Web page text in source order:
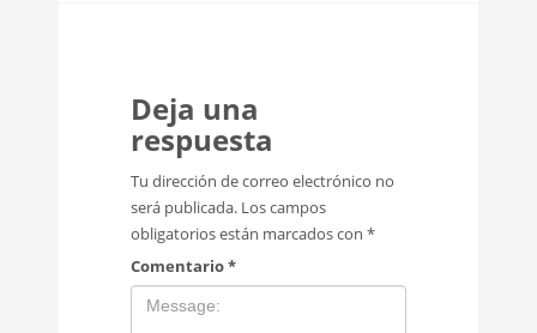
Deja una
respuesta
Tu dirección de correo electrónico no
será publicada. Los campos
obligatorios están marcados con *
Comentario*